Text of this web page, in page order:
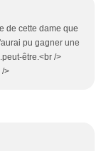
de cette dame que
pu gagner une
être.<br />
/>